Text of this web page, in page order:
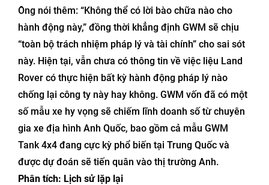
Ông nói thêm: “Không thể có lời bào chữa nào cho
hành động này,” đồng thời khẳng định GWM sẽ chịu
“toàn bộ trách nhiệm pháp lý và tài chính” cho sai sót
này. Hiện tại, vẫn chưa có thông tin về việc liệu Land
Rover có thực hiện bất kỳ hành động pháp lý nào
chống lại công ty này hay không. GWM vốn đã có một
số mẫu xe hy vọng sẽ chiếm lĩnh doanh số từ chuyên
gia xe địa hình Anh Quốc, bao gồm cả mẫu GWM
Tank 4x4 đang cực kỳ phổ biến tại Trung Quốc và
được dự đoán sẽ tiến quân vào thị trường Anh.
Phân tích: Lịch sử lặp lại